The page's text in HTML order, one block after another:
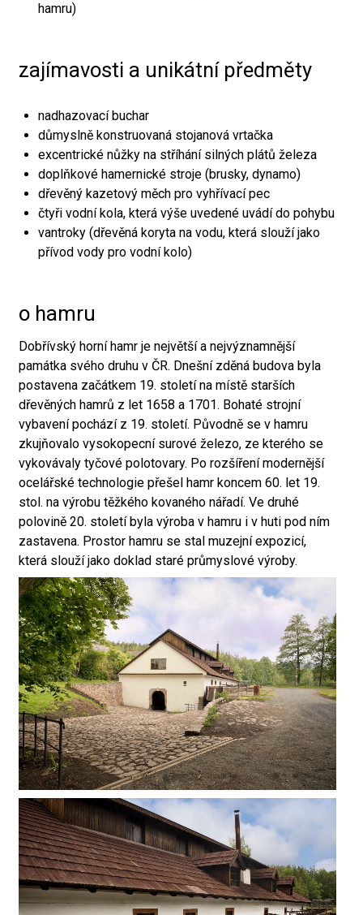
hamru)
zajímavosti a unikátní předměty
nadhazovací buchar
důmyslně konstruovaná stojanová vrtačka
excentrické nůžky na stříhání silných plátů železa
doplňkové hamernické stroje (brusky, dynamo)
dřevěný kazetový měch pro vyhřívací pec
čtyři vodní kola, která výše uvedené uvádí do pohybu
vantroky (dřevěná koryta na vodu, která slouží jako
přívod vody pro vodní kolo)
o hamru
Dobřívský horní hamr je největší a nejvýznamnější
památka svého druhu v ČR. Dnešní zděná budova byla
postavena začátkem 19. století na místě starších
dřevěných hamrů z let 1658 a 1701. Bohaté strojní
vybavení pochází z 19. století. Původně se v hamru
zkujňovalo vysokopecní surové železo, ze kterého se
vykovávaly tyčové polotovary. Po rozšíření modernější
ocelářské technologie přešel hamr koncem 60. let 19.
stol. na výrobu těžkého kovaného nářadí. Ve druhé
polovině 20. století byla výroba v hamru i v huti pod ním
zastavena. Prostor hamru se stal muzejní expozicí,
která slouží jako doklad staré průmyslové výroby.